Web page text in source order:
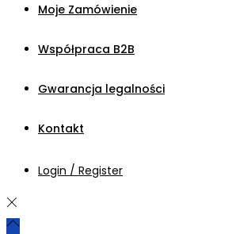
Moje Zamówienie
Współpraca B2B
Gwarancja legalności
Kontakt
Login / Register